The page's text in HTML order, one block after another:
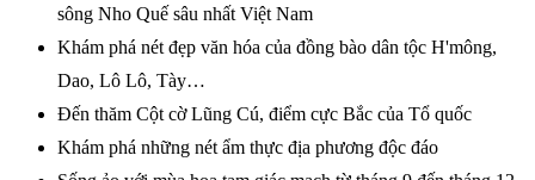
sông Nho Quế sâu nhất Việt Nam
Khám phá nét đẹp văn hóa của đồng bào dân tộc H'mông,
Dao, Lô Lô, Tày…
Đến thăm Cột cờ Lũng Cú, điểm cực Bắc của Tổ quốc
Khám phá những nét ẩm thực địa phương độc đáo